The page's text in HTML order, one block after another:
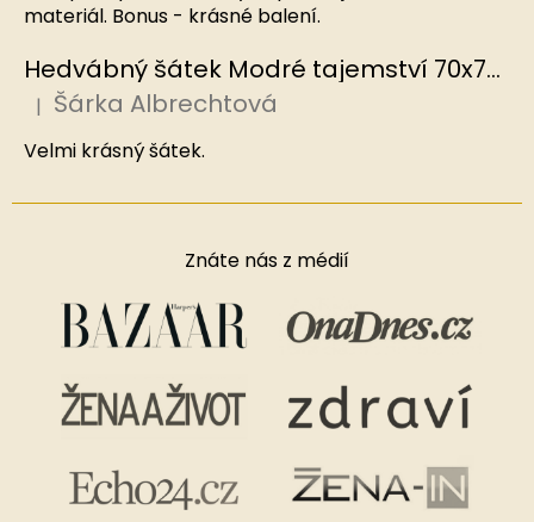
materiál. Bonus - krásné balení.
Hedvábný šátek Modré tajemství 70x70 cm v dárkovém balení, HEDVÁBNÝ SVĚT
Hodnocení produktu je 5 z 5 hvězdiček.
| Šárka Albrechtová
Velmi krásný šátek.
Znáte nás z médií